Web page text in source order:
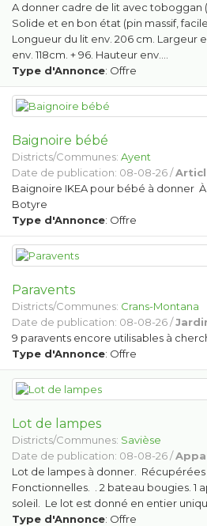
A donner cadre de lit avec toboggan
Solide et en bon état (pin massif,
Longueur du lit env. 206 cm. Largeur
env. 118cm. + 96. Hauteur env.…
Type d'Annonce: Offre
Baignoire bébé
Districts/Communes: Ayent
Date de publication: 08-08-26 /
Baignoire IKEA pour bébé à donner
Botyre
Type d'Annonce: Offre
Paravents
Districts/Communes: Crans-Montana
Date de publication: 08-08-26 /
9 paravents encore utilisables à
Type d'Annonce: Offre
Lot de lampes
Districts/Communes: Savièse
Date de publication: 08-08-26 /
Lot de lampes à donner. Récupérées
Fonctionnelles. . 2 bateau bougies. 1
soleil. Le lot est donné en entier
Type d'Annonce: Offre